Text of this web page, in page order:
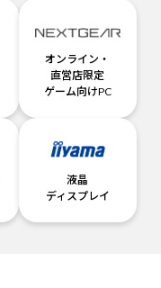
オンライン・
直営店限定
ゲーム向けPC
液晶
ディスプレイ